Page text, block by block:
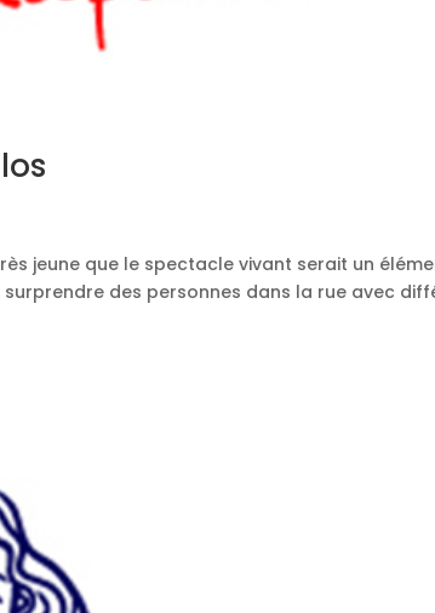
jeune que le spectacle vivant serait un
des personnes dans la rue avec